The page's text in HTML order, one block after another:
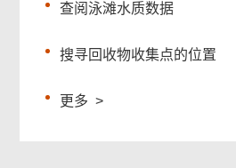
查阅泳滩水质数据
搜寻回收物收集点的位置
更多 >